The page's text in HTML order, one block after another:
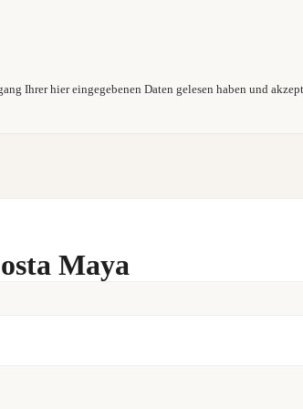
Ihrer hier eingegebenen Daten gelesen haben und
Maya